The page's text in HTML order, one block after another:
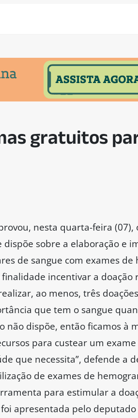
gratuitos
nesta quarta-feira
sobre a elaboração e
de sangue com exames
incentivar a doação
ao menos, três
que tem o sangue
não dispõe, então ficamos à
para custear um
que necessita”, defende a
de exames de
para estimular a
apresentada pelo